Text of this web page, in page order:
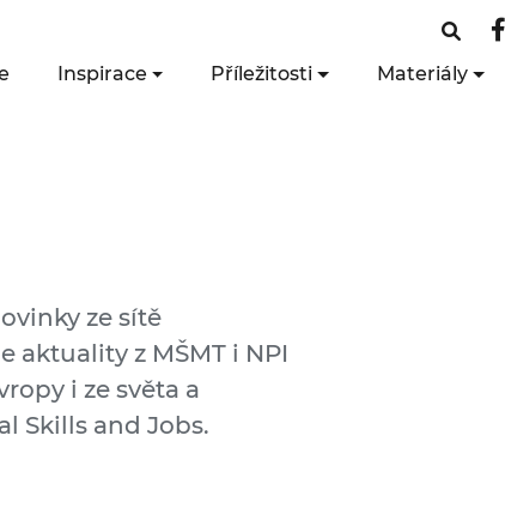
Inspirace Příležitosti Materiály
ze sítě
aktuality z MŠMT i NPI
i ze světa a
Skills and Jobs.